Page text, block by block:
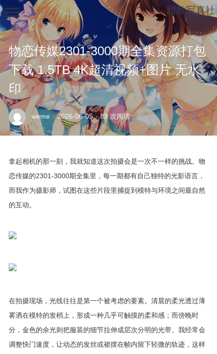
物恋传媒2301-3000期全集资源打包
下载 1.5TB 4K超清视频+图片 无水
印
weme · 2026-06-05 · 83 次阅读
拿起相机的那一刻，我就知道这次拍摄会是一次不一样的挑战。物
恋传媒的2301-3000期全集里，每一期都有自己独特的光影语言，
而我作为摄影师，试图在这些片段里捕捉到模特与环境之间最自然
的互动。
在拍摄现场，光线往往是第一个被考虑的要素。清晨的柔光透过薄
雾洒在模特的发梢上，形成一种几乎可触摸的柔和感；而傍晚时
分，金色的余光则把服装的细节拉伸成层次分明的光带。我经常会
调整快门速度，让动态的发丝或裙摆在帧内留下轻微的轨迹，这样
甜欲写真社
示
例
面